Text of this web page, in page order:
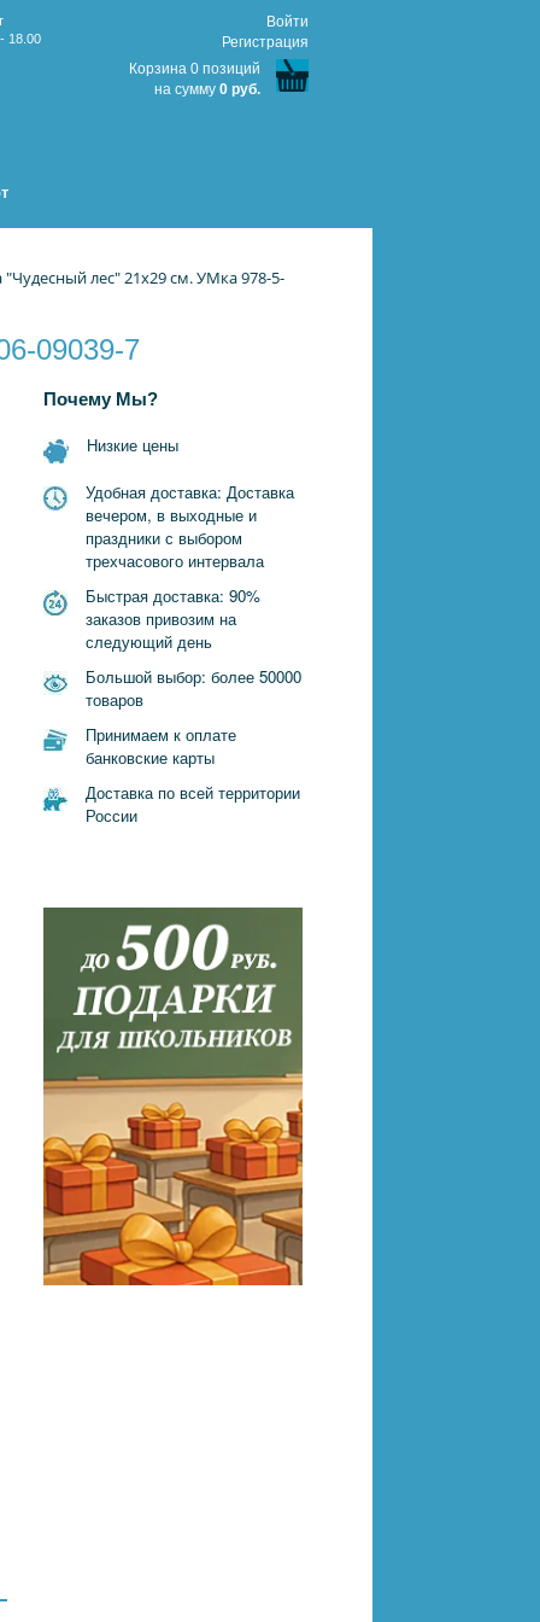
18.00
Войти
Регистрация
Корзина 0 позиций
на сумму 0 руб.
лес" 21х29 см. УМка 978-5-
09039-7
Почему Мы?
Низкие цены
Удобная доставка: Доставка
вечером, в выходные и
праздники с выбором
трехчасового интервала
Быстрая доставка: 90%
заказов привозим на
следующий день
Большой выбор: более 50000
товаров
Принимаем к оплате
банковские карты
Доставка по всей территории
России